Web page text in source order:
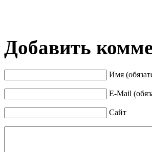
Добавить
Имя
E-Mail
Сайт